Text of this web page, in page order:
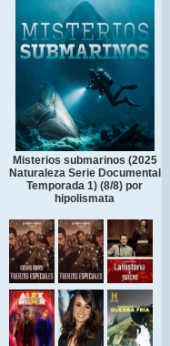
Misterios submarinos (2025
Naturaleza Serie Documental
Temporada 1) (8/8) por
hipolismata